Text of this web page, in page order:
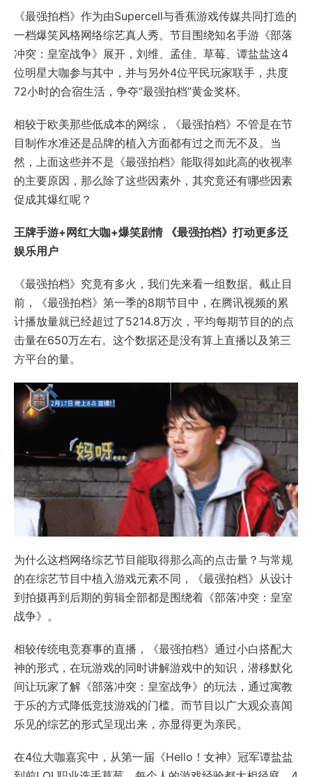
《最强拍档》作为由Supercell与香蕉游戏传媒共同打造的
一档爆笑风格网络综艺真人秀。节目围绕知名手游《部落
冲突：皇室战争》展开，刘维、孟佳、草莓、谭盐盐这4
位明星大咖参与其中，并与另外4位平民玩家联手，共度
72小时的合宿生活，争夺“最强拍档”黄金奖杯。
相较于欧美那些低成本的网综，《最强拍档》不管是在节
目制作水准还是品牌的植入方面都有过之而无不及。当
然，上面这些并不是《最强拍档》能取得如此高的收视率
的主要原因，那么除了这些因素外，其究竟还有哪些因素
促成其爆红呢？
王牌手游+网红大咖+爆笑剧情 《最强拍档》打动更多泛
娱乐用户
《最强拍档》究竟有多火，我们先来看一组数据。截止目
前，《最强拍档》第一季的8期节目中，在腾讯视频的累
计播放量就已经超过了5214.8万次，平均每期节目的的点
击量在650万左右。这个数据还是没有算上直播以及第三
方平台的量。
为什么这档网络综艺节目能取得那么高的点击量？与常规
的在综艺节目中植入游戏元素不同，《最强拍档》从设计
到拍摄再到后期的剪辑全部都是围绕着《部落冲突：皇室
战争》。
相较传统电竞赛事的直播，《最强拍档》通过小白搭配大
神的形式，在玩游戏的同时讲解游戏中的知识，潜移默化
间让玩家了解《部落冲突：皇室战争》的玩法，通过寓教
于乐的方式降低竞技游戏的门槛。而节目以广大观众喜闻
乐见的综艺的形式呈现出来，亦显得更为亲民。
在4位大咖嘉宾中，从第一届《Hello！女神》冠军谭盐盐